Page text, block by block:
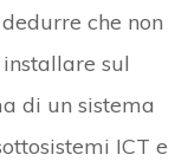
che non
sul
di un sistema
ICT e